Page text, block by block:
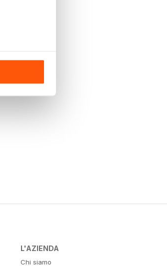
L'AZIENDA
Chi siamo